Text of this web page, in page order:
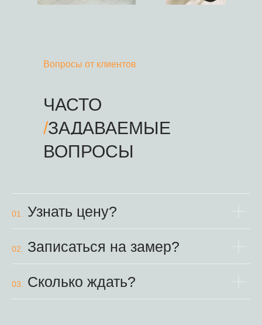
ЧАСТО
/ЗАДАВАЕМЫЕ
Вопросы от клиентов
ВОПРОСЫ
01. Узнать цену?
02. Записаться на замер?
03. Сколько ждать?